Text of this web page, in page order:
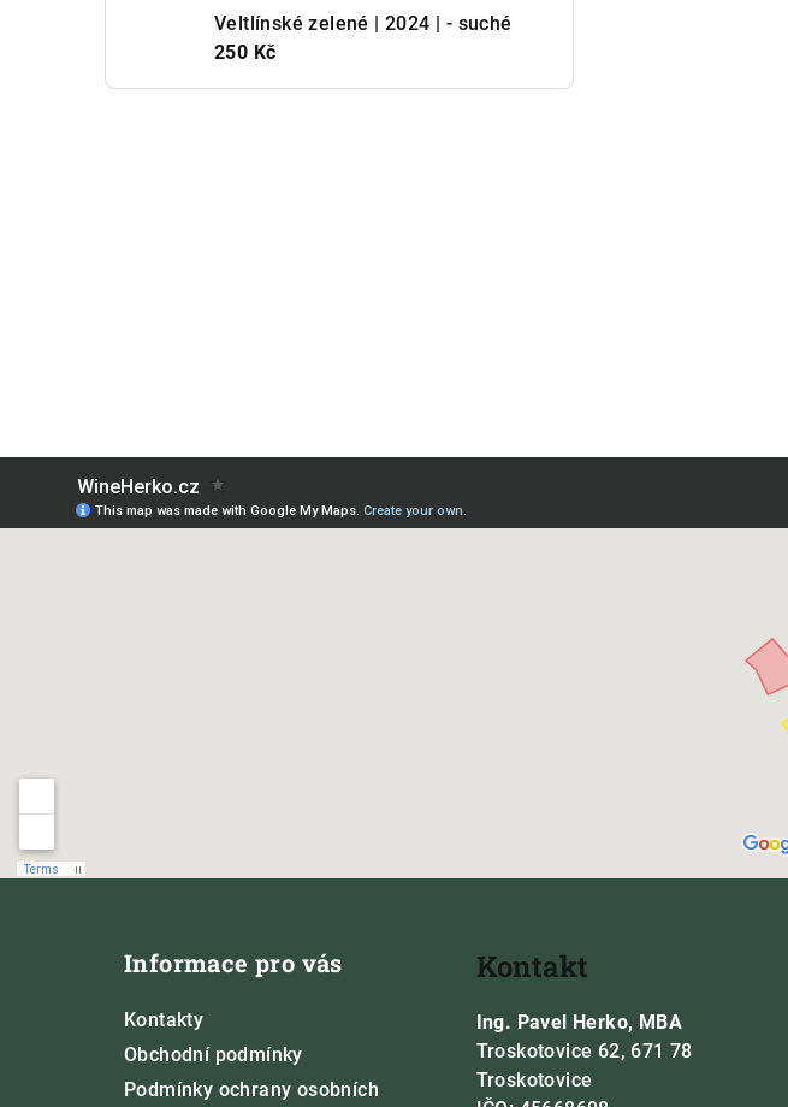
Veltlínské zelené | 2024 | - suché
250 Kč
Z
Informace pro vás
Kontakty
Obchodní podmínky
Podmínky ochrany osobních
Kontakt
Ing. Pavel Herko, MBA
Troskotovice 62, 671 78
Troskotovice